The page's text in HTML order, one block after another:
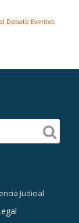
Debate Eventos
Judicial